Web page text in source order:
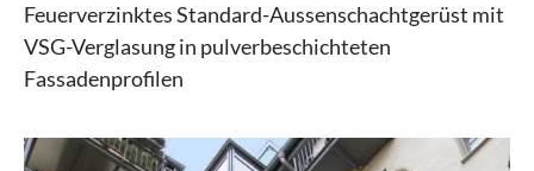
Feuerverzinktes Standard-Aussenschachtgerüst mit
VSG-Verglasung in pulverbeschichteten
Fassadenprofilen